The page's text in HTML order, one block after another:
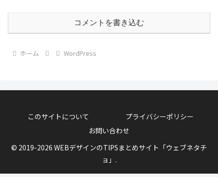
コメントを書き込む
ホーム WordPress
このサイトについて
プライバシーポリシー
お問い合わせ
© 2019-2026 WEBデザインのTIPSまとめサイト「ウェブネタチ
ョ」.